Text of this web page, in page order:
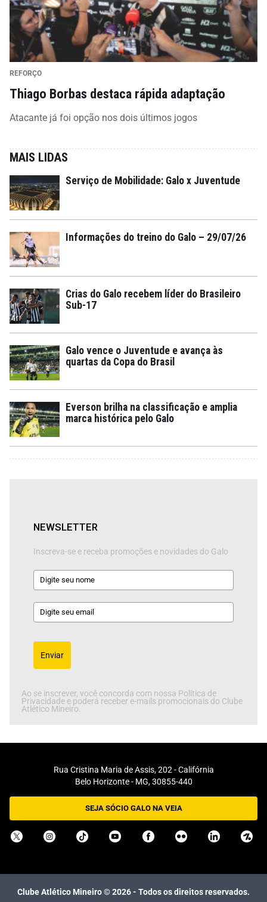
REFORÇO
Thiago Borbas destaca rápida adaptação
Atacante já foi opção nos dois últimos jogos
MAIS LIDAS
Serviço de Mobilidade: Galo x Juventude
Informações do treino do Galo – 29/07/26
Crias do Galo recebem líder do Brasileiro
Sub-17
Galo vence o Juventude e avança às
quartas da Copa do Brasil
Everson brilha na classificação e amplia
marca histórica pelo Galo
NEWSLETTER
Inscreva-se e receba promoções e novidades do Galo
Enviar
Ao se inscrever, você concorda com nossa Política de
Privacidade e poderá receber e-mails promocionais do Clube
Atlético Mineiro.
Rua Cristina Maria de Assis, 202 - Califórnia
Belo Horizonte - MG, 30855-440
SEJA SÓCIO GALO NA VEIA
Clube Atlético Mineiro ©2026- Todos os direitos reservados.